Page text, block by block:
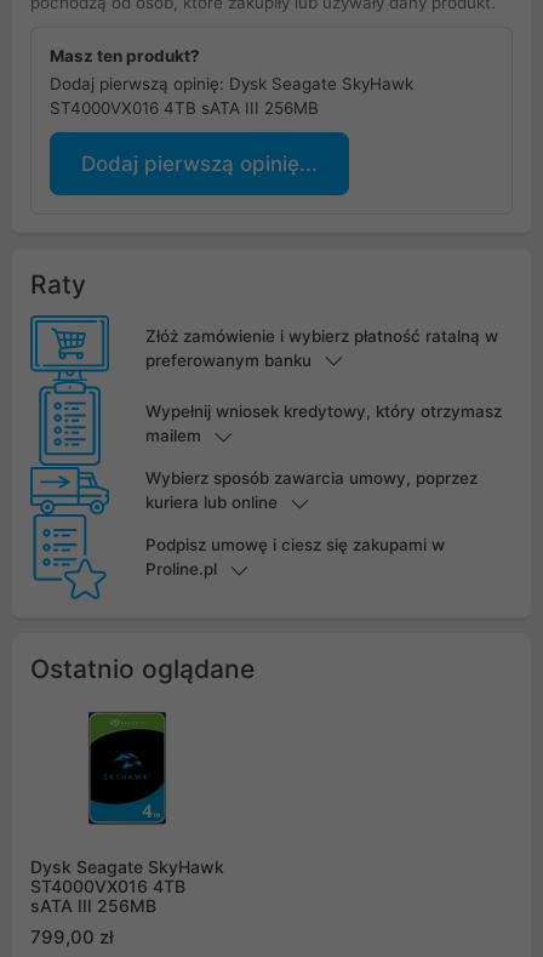
Masz ten produkt?
Dodaj pierwszą opinię: Dysk Seagate SkyHawk
ST4000VX016 4TB sATA III 256MB
Dodaj pierwszą opinię...
Raty
Złóż zamówienie i wybierz płatność ratalną w
preferowanym banku
Wypełnij wniosek kredytowy, który otrzymasz
mailem
Wybierz sposób zawarcia umowy, poprzez
kuriera lub online
Podpisz umowę i ciesz się zakupami w
Proline.pl
Ostatnio oglądane
Dysk Seagate SkyHawk
ST4000VX016 4TB
sATA III 256MB
799,00 zł